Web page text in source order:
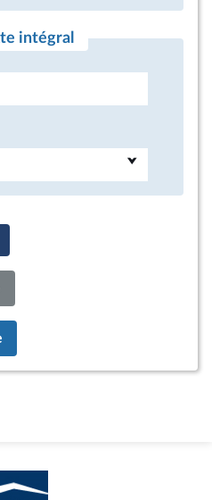
intégral